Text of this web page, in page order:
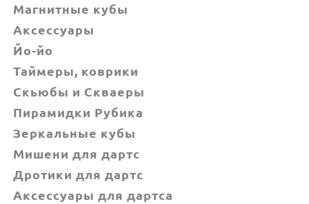
Магнитные кубы
Аксессуары
Йо-йо
Таймеры, коврики
Скьюбы и Скваеры
Пирамидки Рубика
Зеркальные кубы
Мишени для дартс
Дротики для дартс
Аксессуары для дартса